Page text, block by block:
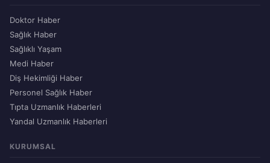
Doktor Haber
Sağlık Haber
Sağlıklı Yaşam
Medi Haber
Diş Hekimliği Haber
Personel Sağlık Haber
Tıpta Uzmanlık Haberleri
Yandal Uzmanlık Haberleri
KURUMSAL